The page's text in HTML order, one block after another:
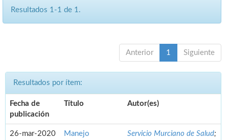
Resultados 1-1 de 1.
Anterior 1 Siguiente
Resultados por ítem:
Fecha de
publicación
Título Autor(es)
26-mar-2020
Manejo
Servicio Murciano de Salud;